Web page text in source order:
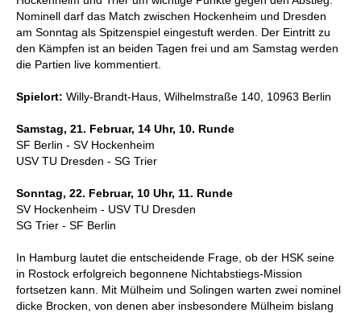
Nominell darf das Match zwischen Hockenheim und Dresden
am Sonntag als Spitzenspiel eingestuft werden. Der Eintritt zu
den Kämpfen ist an beiden Tagen frei und am Samstag werden
die Partien live kommentiert.
Spielort: Willy-Brandt-Haus, Wilhelmstraße 140, 10963 Berlin
Samstag, 21. Februar, 14 Uhr, 10. Runde
SF Berlin - SV Hockenheim
USV TU Dresden - SG Trier
Sonntag, 22. Februar, 10 Uhr, 11. Runde
SV Hockenheim - USV TU Dresden
SG Trier - SF Berlin
In Hamburg lautet die entscheidende Frage, ob der HSK seine
in Rostock erfolgreich begonnene Nichtabstiegs-Mission
fortsetzen kann. Mit Mülheim und Solingen warten zwei nominel
dicke Brocken, von denen aber insbesondere Mülheim bislang